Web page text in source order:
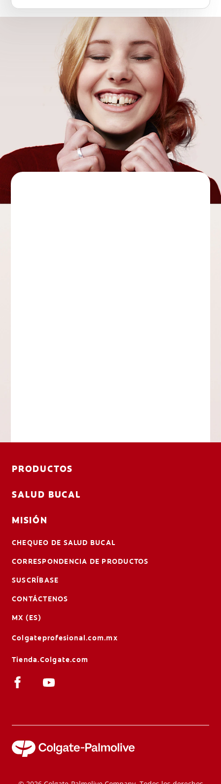
PRODUCTOS
SALUD BUCAL
MISIÓN
CHEQUEO DE SALUD BUCAL
CORRESPONDENCIA DE PRODUCTOS
SUSCRÍBASE
CONTÁCTENOS
MX (ES)
Colgateprofesional.com.mx
Tienda.Colgate.com